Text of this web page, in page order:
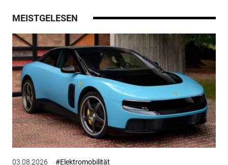
MEISTGELESEN
03.08.2026 #Elektromobilität